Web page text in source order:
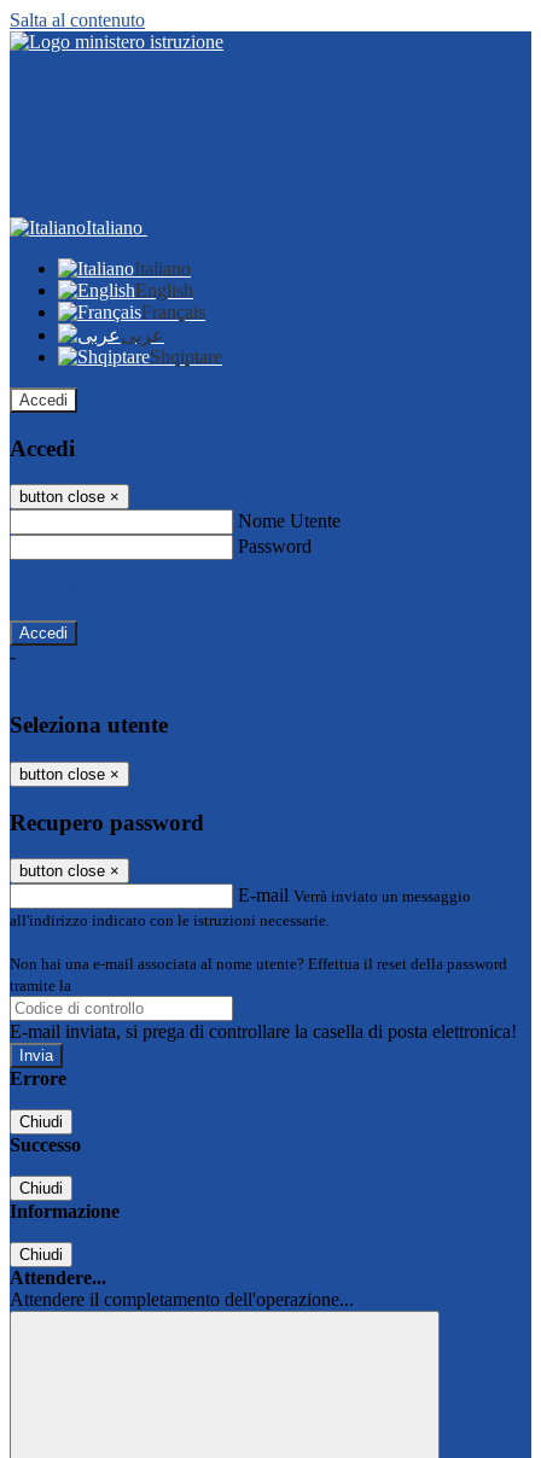
Salta al contenuto
Italiano
Italiano
English
Français
عربى
Shqiptare
Accedi
Accedi
button close ×
Nome Utente
Password
-
Seleziona utente
button close ×
Recupero password
button close ×
E-mail Verrà inviato un messaggio
all'indirizzo indicato con le istruzioni necessarie.
Non hai una e-mail associata al nome utente? Effettua il reset della password
tramite la
E-mail inviata, si prega di controllare la casella di posta elettronica!
Errore
Chiudi
Successo
Chiudi
Informazione
Chiudi
Attendere...
Attendere il completamento dell'operazione...